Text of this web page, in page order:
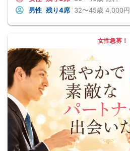
男性 残り4席 32〜45歳 4,000円
女性急募！